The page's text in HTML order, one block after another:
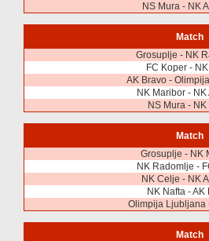
NS Mura - NK
Match
Grosuplje - NK
FC Koper -
AK Bravo -
NK Maribor -
NS Mura -
Match
Grosuplje - NK
NK Radomlje -
NK Celje - NK
NK Nafta - AK
Olimpija Ljubljana
Match